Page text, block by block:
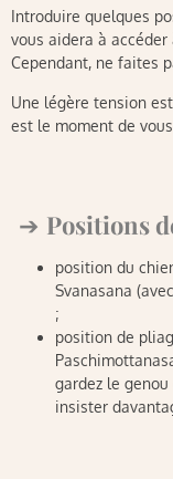
Introduire quelques
vous aidera à
Cependant, ne faites
Une légère tension
est le moment de
Positions
position du
Svanasana
;
position de
gardez le
insister